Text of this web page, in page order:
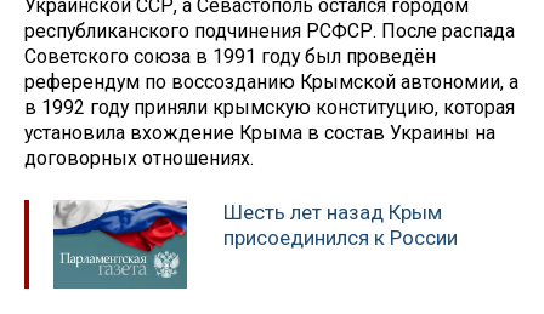
Украинской ССР, а Севастополь остался городом
республиканского подчинения РСФСР. После распада
Советского союза в 1991 году был проведён
референдум по воссозданию Крымской автономии, а
в 1992 году приняли крымскую конституцию, которая
установила вхождение Крыма в состав Украины на
договорных отношениях.
Шесть лет назад Крым
присоединился к России